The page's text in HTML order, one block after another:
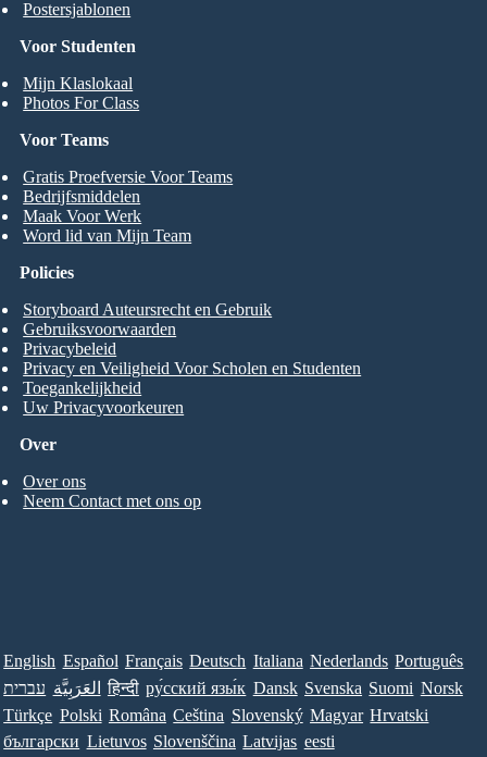
Voor Studenten
Mijn Klaslokaal
Photos For Class
Postersjablonen
Voor Teams
Gratis Proefversie Voor Teams
Bedrijfsmiddelen
Maak Voor Werk
Word lid van Mijn Team
Over
Over ons
Neem Contact met ons op
Policies
Storyboard Auteursrecht en Gebruik
Gebruiksvoorwaarden
Privacybeleid
Privacy en Veiligheid Voor Scholen en Studenten
Toegankelijkheid
Uw Privacyvoorkeuren
English Español Français Deutsch Italiana Nederlands Português
עברית العَرَبِيَّة हिन्दी ру́сский язы́к Dansk Svenska Suomi Norsk
Türkçe Polski Româna Ceština Slovenský Magyar Hrvatski
български Lietuvos Slovenščina Latvijas eesti